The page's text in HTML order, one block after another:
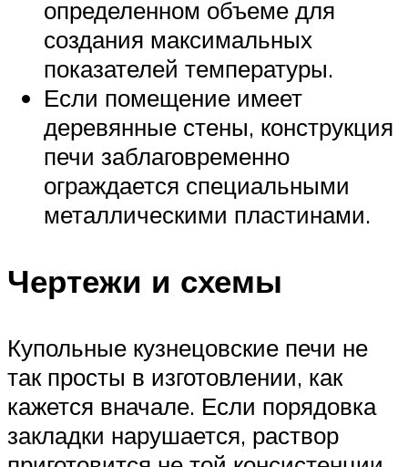
определенном объеме для
создания максимальных
показателей температуры.
Если помещение имеет
деревянные стены, конструкция
печи заблаговременно
ограждается специальными
металлическими пластинами.
Чертежи и схемы
Купольные кузнецовские печи не
так просты в изготовлении, как
кажется вначале. Если порядовка
закладки нарушается, раствор